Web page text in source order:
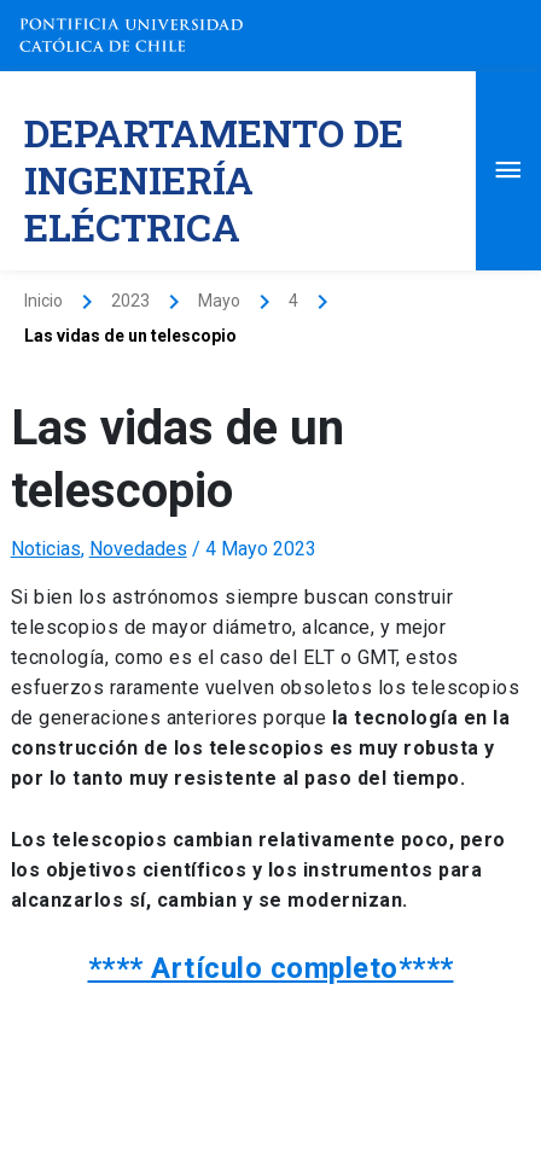
contenido
DEPARTAMENTO DE
INGENIERÍA
ELÉCTRICA
Inicio 2023 Mayo
4
Las vidas de un telescopio
Las vidas de un
telescopio
Noticias, Novedades / 4 Mayo 2023
Si bien los astrónomos siempre buscan construir
telescopios de mayor diámetro, alcance, y mejor
tecnología, como es el caso del ELT o GMT, estos
esfuerzos raramente vuelven obsoletos los telescopios
de generaciones anteriores porque la tecnología en la
construcción de los telescopios es muy robusta y
por lo tanto muy resistente al paso del tiempo.
Los telescopios cambian relativamente poco, pero
los objetivos científicos y los instrumentos para
alcanzarlos sí, cambian y se modernizan.
**** Artículo completo****